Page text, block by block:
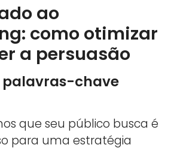
ao
como otimizar
a persuasão
palavras-chave
que seu público busca é
para uma estratégia